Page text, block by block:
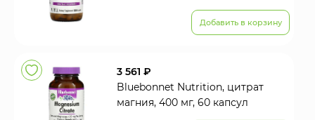
Добавить в корзину
3 561 ₽
Bluebonnet Nutrition, цитрат
магния, 400 мг, 60 капсул